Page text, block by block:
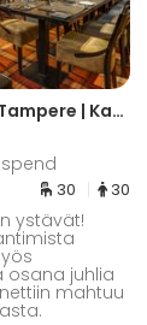
Stefan's Steakhouse, Tampere | Kabinetti
30 30
ystävät!
osana juhlia
mahtuu